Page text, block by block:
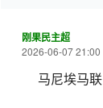
刚果民主超
2026-06-07 21:00
马尼埃马联